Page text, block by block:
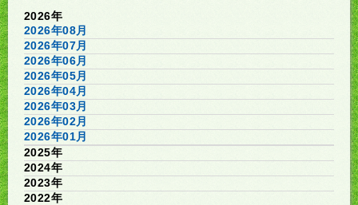
2026年
2026年08月
2026年07月
2026年06月
2026年05月
2026年04月
2026年03月
2026年02月
2026年01月
2025年
2024年
2023年
2022年